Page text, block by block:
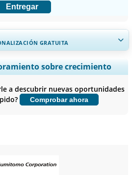
Entregar
GRATUITA
y por país, Análisis de segmentos,
competitivo, e información
ahora
sobre crecimiento
a descubrir nuevas oportunidades
Comprobar ahora